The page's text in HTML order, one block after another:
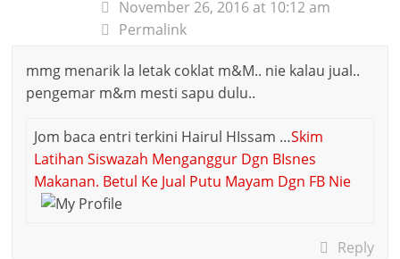
November 26, 2016 at 10:12 am
Permalink
mmg menarik la letak coklat m&M.. nie kalau jual..
pengemar m&m mesti sapu dulu..
Jom baca entri terkini Hairul HIssam …Skim
Latihan Siswazah Menganggur Dgn BIsnes
Makanan. Betul Ke Jual Putu Mayam Dgn FB Nie
Reply